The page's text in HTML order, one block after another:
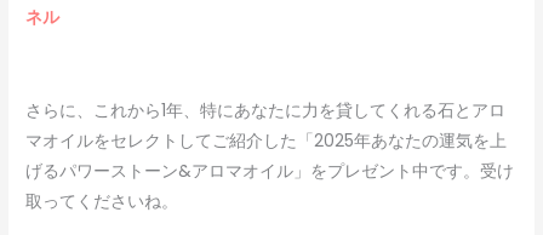
ネル
さらに、これから1年、特にあなたに力を貸してくれる石とアロ
マオイルをセレクトしてご紹介した「2025年あなたの運気を上
げるパワーストーン&アロマオイル」をプレゼント中です。受け
取ってくださいね。